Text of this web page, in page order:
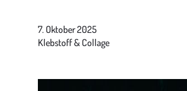
7. Oktober 2025
Klebstoff & Collage